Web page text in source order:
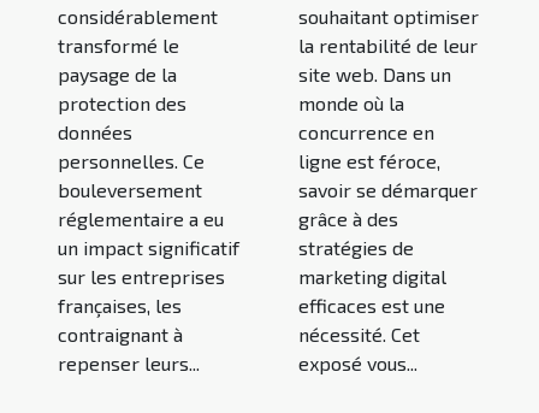
considérablement
transformé le
paysage de la
protection des
données
personnelles. Ce
bouleversement
réglementaire a eu
un impact significatif
sur les entreprises
françaises, les
contraignant à
repenser leurs...
souhaitant optimiser
la rentabilité de leur
site web. Dans un
monde où la
concurrence en
ligne est féroce,
savoir se démarquer
grâce à des
stratégies de
marketing digital
efficaces est une
nécessité. Cet
exposé vous...